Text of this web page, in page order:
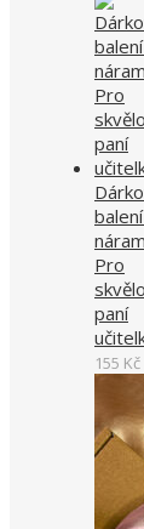
Pro
paní
155 Kč